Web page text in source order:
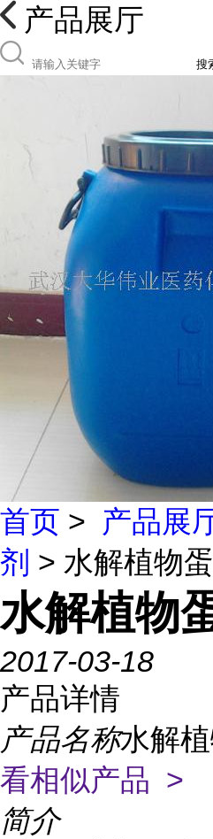
产品展厅
搜
首页 > 产品展
剂 > 水解植物
水解植物
2017-03-18
产品详情
产品名称水解
看相似产品 >
简介